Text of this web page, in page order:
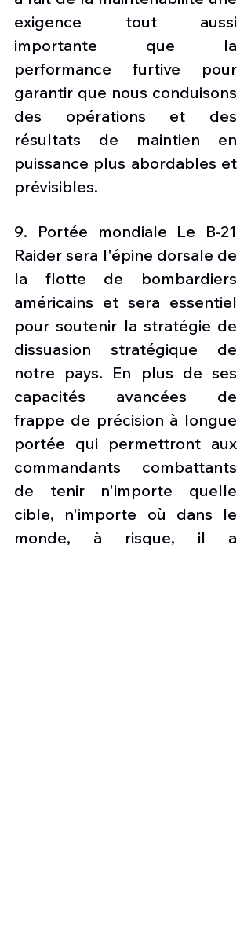
exigence tout aussi
importante que la
performance furtive pour
garantir que nous conduisons
des opérations et des
résultats de maintien en
puissance plus abordables et
prévisibles.
9. Portée mondiale Le B-21
Raider sera l'épine dorsale de
la flotte de bombardiers
américains et sera essentiel
pour soutenir la stratégie de
dissuasion stratégique de
notre pays. En plus de ses
capacités avancées de
frappe de précision à longue
portée qui permettront aux
commandants combattants
de tenir n'importe quelle
cible, n'importe où dans le
monde, à risque, il a